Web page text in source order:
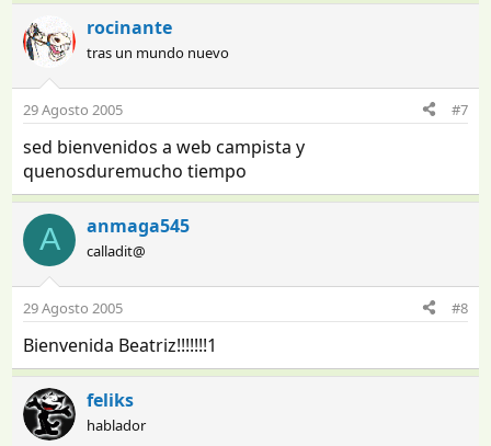
rocinante
tras un mundo nuevo
29 Agosto 2005 #7
sed bienvenidos a web campista y
quenosduremucho tiempo
A anmaga545
calladit@
29 Agosto 2005 #8
Bienvenida Beatriz!!!!!!!1
feliks
hablador